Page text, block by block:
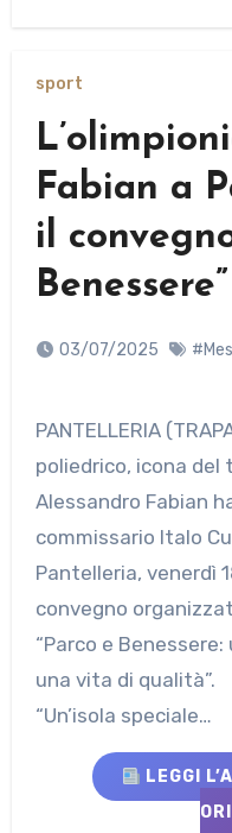
sport
Fabian a
il
Benessere”
03/07/2025
PANTELLERIA (TRAPANI) (ITALPRESS) – Atleta
poliedrico, icona del
Alessandro Fabian
commissario Italo
Pantelleria, venerdì
convegno
“Parco e
una vita di qualità”.
“Un’isola speciale…
LEGGI